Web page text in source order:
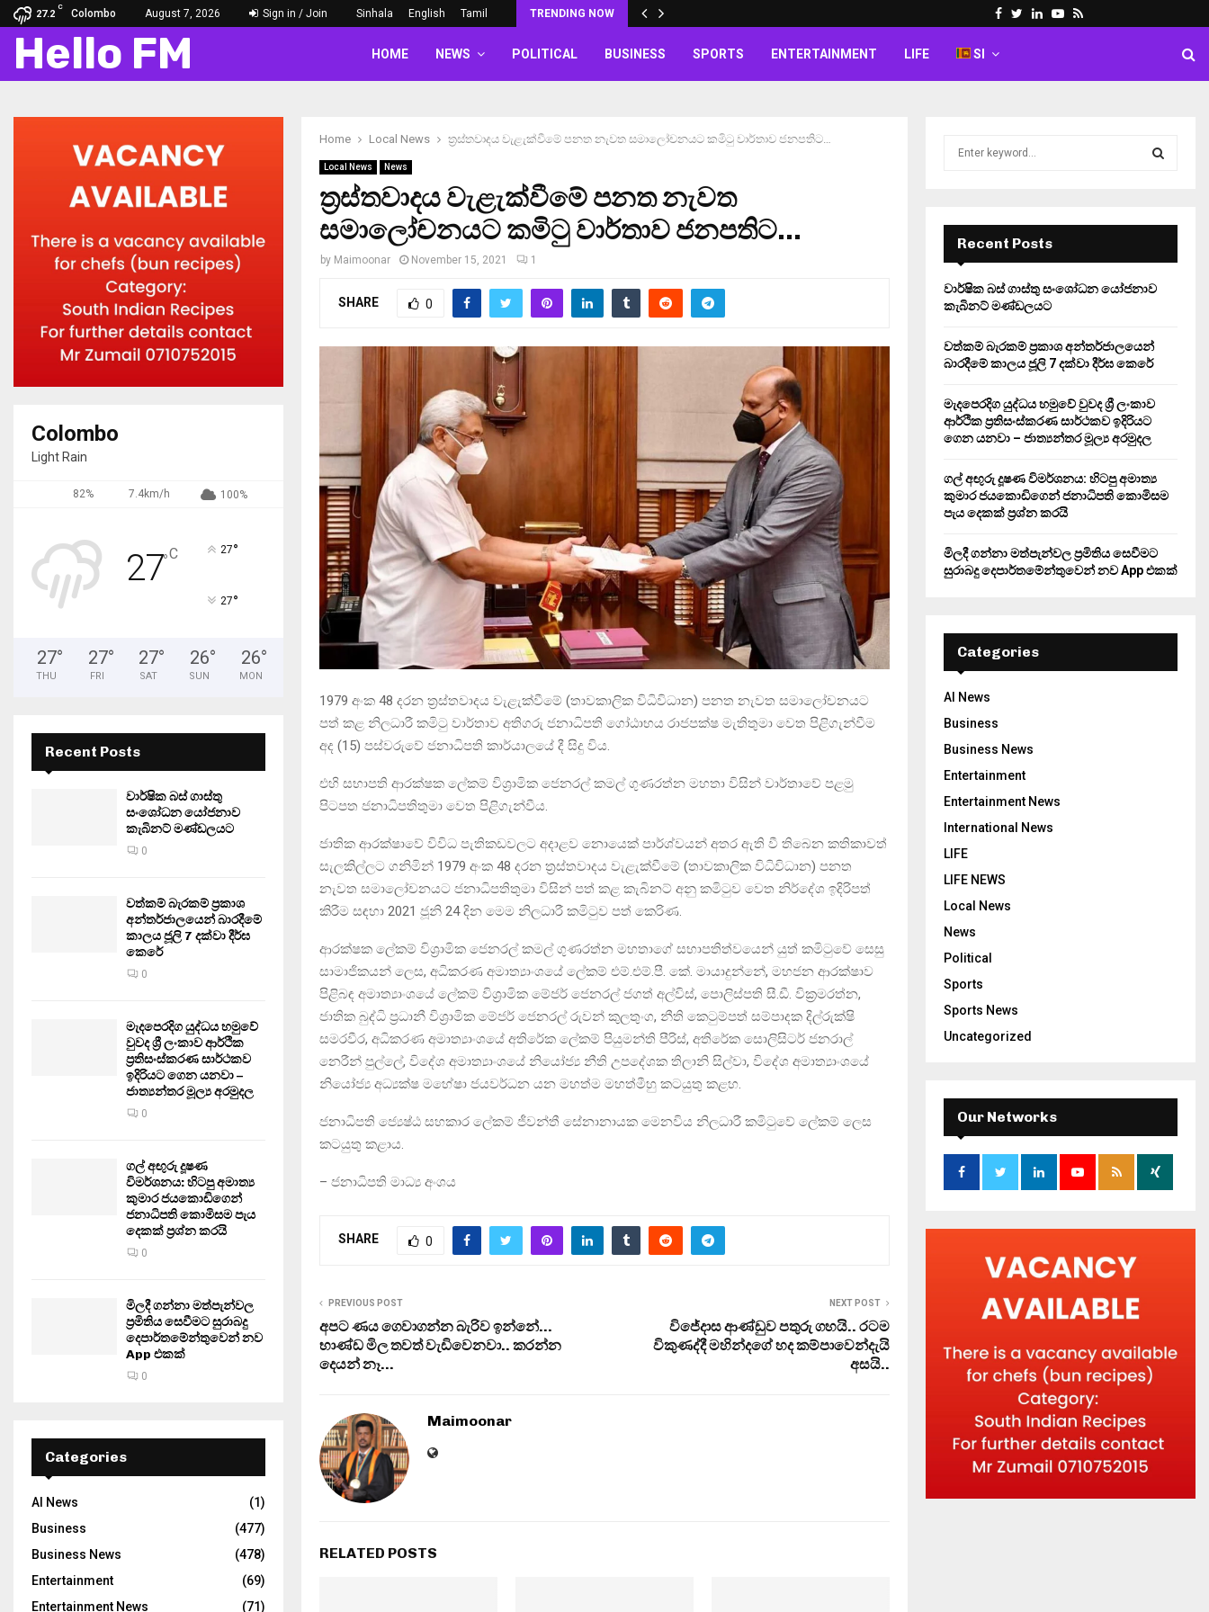
27.2
C
Colombo August 7, 2026 Sign in / Join Sinhala English Tamil TRENDING NOW Facebook
Twitter
LinkedinYoutube
Rss
Hello FM HOME NEWS POLITICAL BUSINESS SPORTS ENTERTAINMENT LIFE SI
Home Local News ත්‍රස්තවාදය වැළැක්වීමේ පනත නැවත සමාලෝචනයට කමිටු වාර්තාව ජනපතිට…
Local News News
ත්‍රස්තවාදය වැළැක්වීමේ පනත නැවත
සමාලෝචනයට කමිටු වාර්තාව ජනපතිට…
by Maimoonar November 15, 2021 1
SHARE 0
1979 අංක 48 දරන ත්‍රස්තවාදය වැළැක්වීමේ (තාවකාලික විධිවිධාන) පනත නැවත සමාලෝචනයට
පත් කළ නිලධාරී කමිටු වාර්තාව අතිගරු ජනාධිපති ගෝඨාභය රාජපක්ෂ මැතිතුමා වෙත පිළිගැන්වීම
අද (15) පස්වරුවේ ජනාධිපති කාර්යාලයේ දී සිදු විය.
එහි සභාපති ආරක්ෂක ලේකම් විශ්‍රාමික ජෙනරල් කමල් ගුණරත්න මහතා විසින් වාර්තාවේ පළමු
පිටපත ජනාධිපතිතුමා වෙත පිළිගැන්වීය.
ජාතික ආරක්ෂාවේ විවිධ පැතිකඩවලට අදාළව නොයෙක් පාර්ශ්වයන් අතර ඇති වී තිබෙන කතිකාවත්
සැලකිල්ලට ගනිමින් 1979 අංක 48 දරන ත්‍රස්තවාදය වැළැක්වීමේ (තාවකාලික විධිවිධාන) පනත
නැවත සමාලෝචනයට ජනාධිපතිතුමා විසින් පත් කළ කැබිනට් අනු කමිටුව වෙත නිර්දේශ ඉදිරිපත්
කිරීම සඳහා 2021 ජූනි 24 දින මෙම නිලධාරී කමිටුව පත් කෙරිණ.
ආරක්ෂක ලේකම් විශ්‍රාමික ජෙනරල් කමල් ගුණරත්න මහතාගේ සභාපතිත්වයෙන් යුත් කමිටුවේ සෙසු
සාමාජිකයන් ලෙස, අධිකරණ අමාත්‍යාංශයේ ලේකම් එම්.එම්.පී. කේ. මායාදුන්නේ, මහජන ආරක්ෂාව
පිළිබඳ අමාත්‍යාංශයේ ලේකම් විශ්‍රාමික මේජර් ජෙනරල් ජගත් අල්විස්, පොලිස්පති සී.ඩී. වික්‍රමරත්න,
ජාතික බුද්ධි ප්‍රධානී විශ්‍රාමික මේජර් ජෙනරල් රුවන් කුලතුංග, නීති කෙටුම්පත් සම්පාදක දිල්රුක්ෂි
සමරවීර, අධිකරණ අමාත්‍යාංශයේ අතිරේක ලේකම් පියුමන්ති පීරිස්, අතිරේක සොලිසිටර් ජනරාල්
නෙරීන් පුල්ලේ, විදේශ අමාත්‍යාංශයේ නියෝජ්‍ය නීති උපදේශක තිලානි සිල්වා, විදේශ අමාත්‍යාංශයේ
නියෝජ්‍ය අධ්‍යක්ෂ මහේෂා ජයවර්ධන යන මහත්ම මහත්මීහු කටයුතු කළහ.
ජනාධිපති ජ්‍යෙෂ්ඨ සහකාර ලේකම් ජීවන්තී සේනානායක මෙනවිය නිලධාරී කමිටුවේ ලේකම් ලෙස
කටයුතු කළාය.
– ජනාධිපති මාධ්‍ය අංශය
SHARE 0
PREVIOUS POST
අපට ණය ගෙවාගන්න බැරිව ඉන්නේ…
භාණ්ඩ මිල තවත් වැඩිවෙනවා.. කරන්න
දෙයන් නෑ…
NEXT POST
විජේදාස ආණ්ඩුව පතුරු ගහයි.. රටම
විකුණද්දී මහින්දගේ හද කම්පාවෙන්දැයි
අසයි..
Maimoonar
RELATED POSTS
Colombo
Light Rain
82% 7.4km/h 100%
27°C 27°
27°
27°
THU
27°
FRI
27°
SAT
26°
SUN
26°
MON
Recent Posts
වාර්ෂික බස් ගාස්තු
සංශෝධන යෝජනාව
කැබිනට් මණ්ඩලයට
0
වත්කම් බැරකම් ප්‍රකාශ
අන්තර්ජාලයෙන් බාරදීමේ
කාලය ජූලි 7 දක්වා දීර්ඝ
කෙරේ
0
මැදපෙරදිග යුද්ධය හමුවේ
වුවද ශ්‍රී ලංකාව ආර්ථික
ප්‍රතිසංස්කරණ සාර්ථකව
ඉදිරියට ගෙන යනවා –
ජාත්‍යන්තර මූල්‍ය අරමුදල
0
ගල් අඟුරු දූෂණ
විමර්ශනය: හිටපු අමාත්‍ය
කුමාර ජයකොඩිගෙන්
ජනාධිපති කොමිසම පැය
දෙකක් ප්‍රශ්න කරයි
0
මිලදී ගන්නා මත්පැන්වල
ප්‍රමිතිය සෙවීමට සුරාබදු
දෙපාර්තමේන්තුවෙන් නව
App එකක්
0
Categories
AI News
(1)
Business
(477)
Business News
(478)
Entertainment
(69)
Entertainment News
(71)
r
:
E
A
R
H
Recent Posts
වාර්ෂික බස් ගාස්තු සංශෝධන යෝජනාව
කැබිනට් මණ්ඩලයට
වත්කම් බැරකම් ප්‍රකාශ අන්තර්ජාලයෙන්
බාරදීමේ කාලය ජූලි 7 දක්වා දීර්ඝ කෙරේ
මැදපෙරදිග යුද්ධය හමුවේ වුවද ශ්‍රී ලංකාව
ආර්ථික ප්‍රතිසංස්කරණ සාර්ථකව ඉදිරියට
ගෙන යනවා – ජාත්‍යන්තර මූල්‍ය අරමුදල
ගල් අඟුරු දූෂණ විමර්ශනය: හිටපු අමාත්‍ය
කුමාර ජයකොඩිගෙන් ජනාධිපති කොමිසම
පැය දෙකක් ප්‍රශ්න කරයි
මිලදී ගන්නා මත්පැන්වල ප්‍රමිතිය සෙවීමට
සුරාබදු දෙපාර්තමේන්තුවෙන් නව App එකක්
Categories
AI News
Business
Business News
Entertainment
Entertainment News
International News
LIFE
LIFE NEWS
Local News
News
Political
Sports
Sports News
Uncategorized
Our Networks